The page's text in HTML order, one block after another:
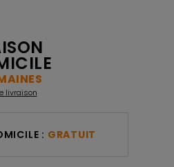
livraison
: GRATUIT